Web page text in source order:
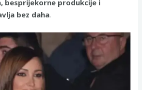
besprijekorne produkcije i
bez daha.